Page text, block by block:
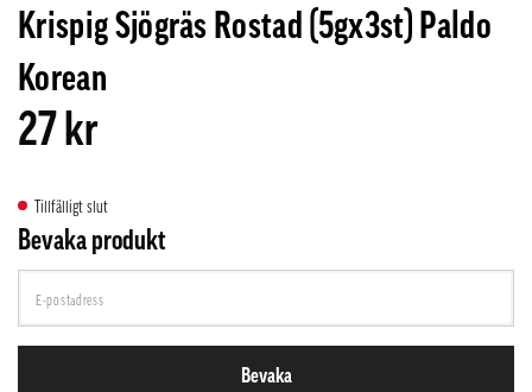
Krispig Sjögräs Rostad (5gx3st) Paldo
Korean
27 kr
Tillfälligt slut
Bevaka produkt
Bevaka